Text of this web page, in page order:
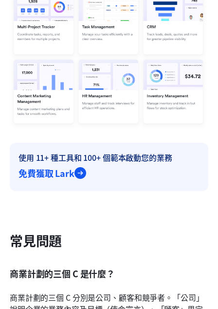
使用 11+ 種工具和 100+ 個範本啟動您的業務
免費獲取 Lark
常見問題
商業計劃的三個 C 是什麼？
商業計劃的三個 C 分別是公司、顧客和競爭者。「公司」